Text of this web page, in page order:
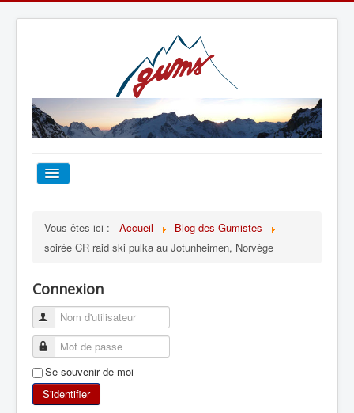
TOUT SUR LE GUMS
ESCALADE
ALPINISME
SKI DE RANDONNÉE
Vous êtes ici : Accueil
Blog des Gumistes
soirée CR raid ski pulka au Jotunheimen, Norvège
Connexion
Se souvenir de moi
S'identifier